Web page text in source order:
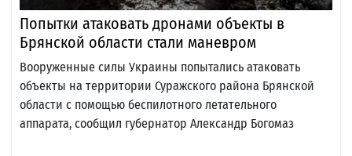
Попытки атаковать дронами объекты в
Брянской области стали маневром
Вооруженные силы Украины попытались атаковать
объекты на территории Суражского района Брянской
области с помощью беспилотного летательного
аппарата, сообщил губернатор Александр Богомаз